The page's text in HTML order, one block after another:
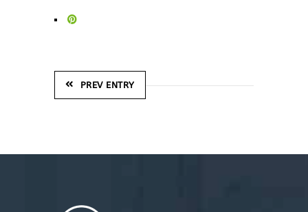
PREV ENTRY